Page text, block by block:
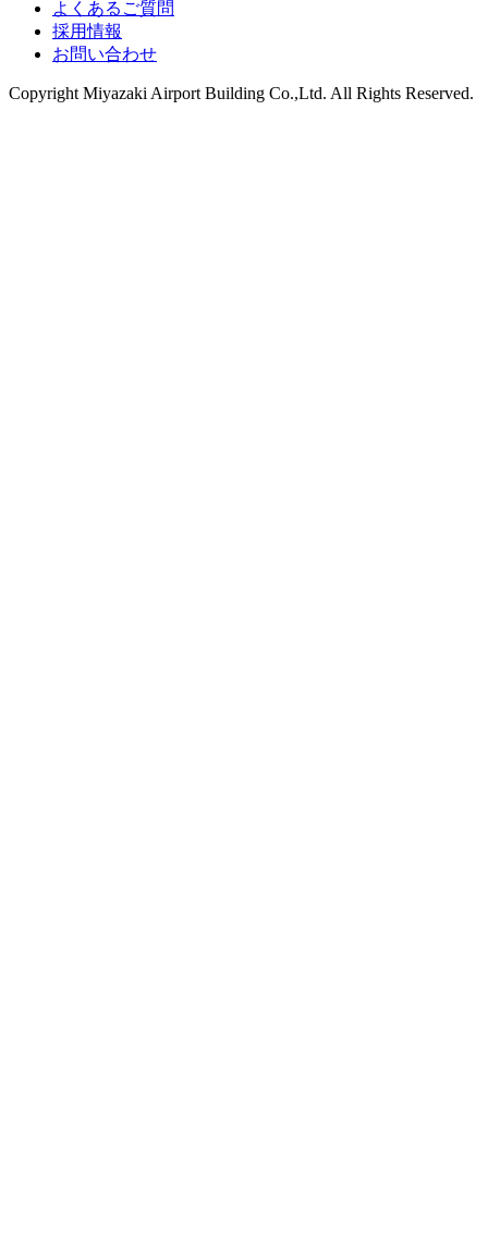
よくあるご質問
採用情報
お問い合わせ
Copyright Miyazaki Airport Building Co.,Ltd. All Rights Reserved.